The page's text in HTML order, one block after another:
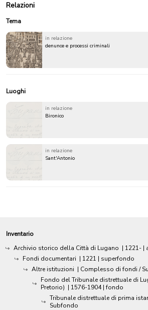
Relazioni
Tema
in relazione
denunce e processi criminali
Luoghi
in relazione
Bironico
in relazione
Sant'Antonio
Inventario
Archivio storico della Città di Lugano | 1221- |
Fondi documentari | 1221 | superfondo
Altre istituzioni | Complesso di fondi /
Fondo del Tribunale distrettuale di
Pretorio) | 1576-1904 | fondo
Tribunale distrettuale di prima
Subfondo